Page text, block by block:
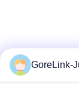
GoreLink-